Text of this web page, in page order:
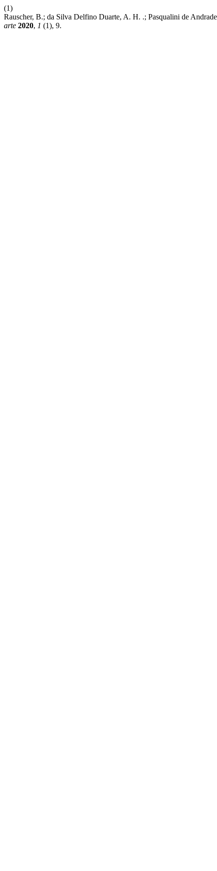
(1)
Rauscher, B.; da Silva Delfino Duarte, A. H. .; Pasqualini de
arte 2020, 1 (1), 9.